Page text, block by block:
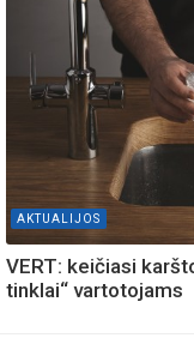
AKTUALIJOS
VERT: keičiasi
tinklai“ vartotojams